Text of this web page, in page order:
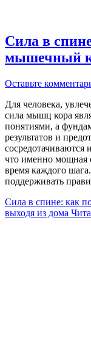
Сила в
мышечный
Оставьте
Для человека,
сила мышц кора
понятиями, а
результатов и
сосредотачиваются
что именно мощная
время каждого
поддерживать
Сила в спине: как
выходя из дома